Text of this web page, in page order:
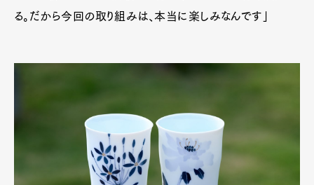
る。だから今回の取り組みは、本当に楽しみなんです」